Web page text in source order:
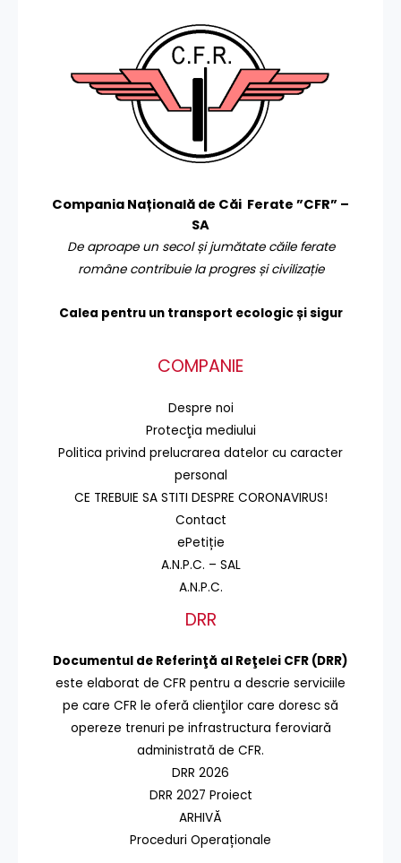
Compania Națională de Căi Ferate ”CFR” –
SA
De aproape un secol și jumătate căile ferate
române contribuie la progres și civilizație
Calea pentru un transport ecologic și sigur
COMPANIE
Despre noi
Protecţia mediului
Politica privind prelucrarea datelor cu caracter
personal
CE TREBUIE SA STITI DESPRE CORONAVIRUS!
Contact
ePetiție
A.N.P.C. – SAL
A.N.P.C.
DRR
Documentul de Referinţă al Reţelei CFR (DRR)
este elaborat de CFR pentru a descrie serviciile
pe care CFR le oferă clienţilor care doresc să
opereze trenuri pe infrastructura feroviară
administrată de CFR.
DRR 2026
DRR 2027 Proiect
ARHIVĂ
Proceduri Operaționale